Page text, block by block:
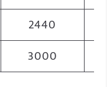
2440
3000